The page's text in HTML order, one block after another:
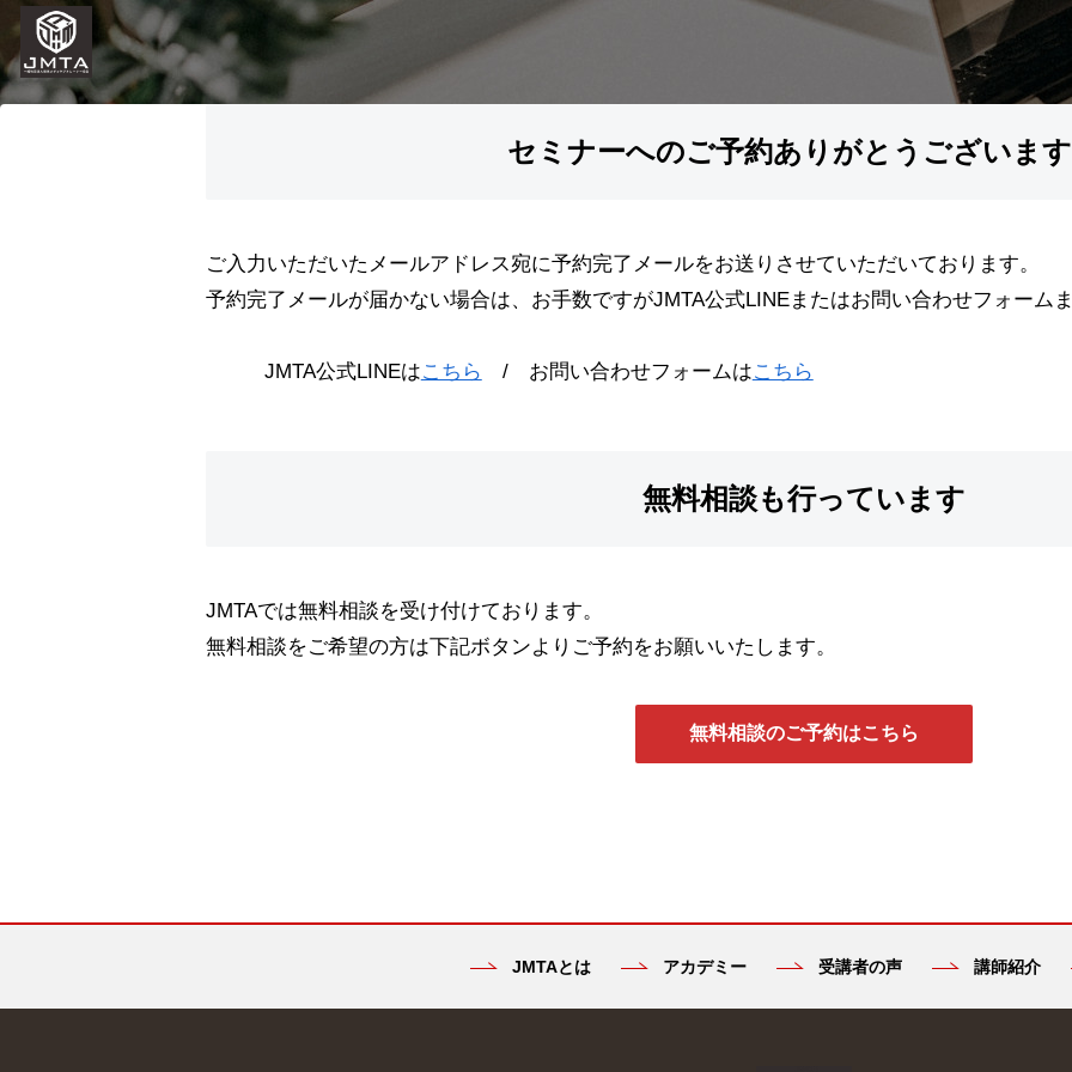
セミナーへのご予約ありがとうございま
ご入力いただいたメールアドレス宛に予約完了メールをお送りさせていただいております。
予約完了メールが届かない場合は、お手数ですがJMTA公式LINEまたはお問い合わせフォーム
JMTA公式LINEはこちら / お問い合わせフォームはこちら
無料相談も行っています
JMTAでは無料相談を受け付けております。
無料相談をご希望の方は下記ボタンよりご予約をお願いいたします。
無料相談のご予約はこちら
JMTAとは アカデミー 受講者の声 講師紹介